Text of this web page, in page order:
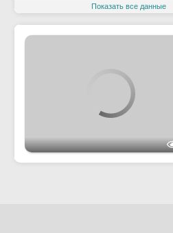
Санкт-Петербург
Позывной: UBOG3
Professor Katsman
Валлетта
КМ(*) ЛУ2[1] I А1
Показать все данные